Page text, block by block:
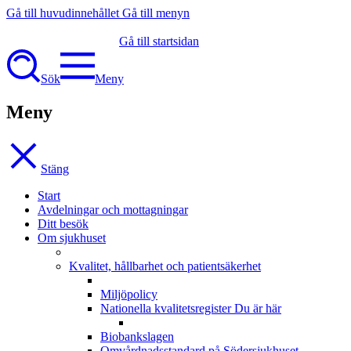
Gå till huvudinnehållet Gå till menyn
Gå till startsidan
Sök Meny
Meny
Stäng
Start
Avdelningar och mottagningar
Ditt besök
Om sjukhuset
Kvalitet, hållbarhet och patientsäkerhet
Miljöpolicy
Nationella kvalitetsregister Du är här
Biobankslagen